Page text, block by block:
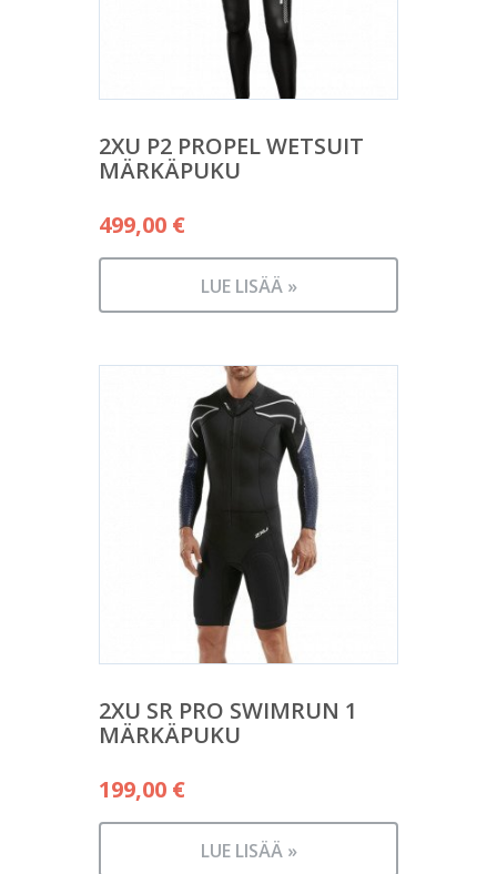
2XU P2 PROPEL WETSUIT
MÄRKÄPUKU
499,00 €
LUE LISÄÄ »
2XU SR PRO SWIMRUN 1
MÄRKÄPUKU
199,00 €
LUE LISÄÄ »